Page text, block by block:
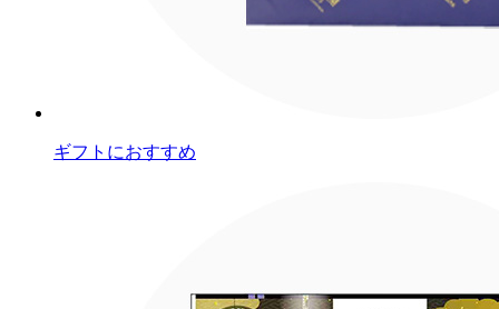
ギフトにおすすめ